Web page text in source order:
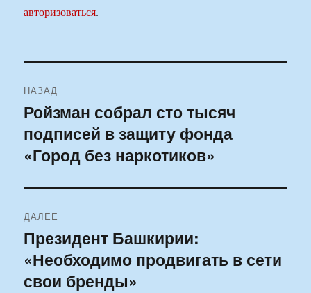
авторизоваться.
по
записям
НАЗАД
Предыдущая
запись:
Ройзман собрал сто тысяч
подписей в защиту фонда
«Город без наркотиков»
ДАЛЕЕ
Следующая
запись:
Президент Башкирии:
«Необходимо продвигать в сети
свои бренды»